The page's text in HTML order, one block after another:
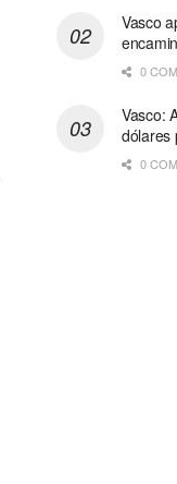
Vasco
0
Vasco:
dólares
0